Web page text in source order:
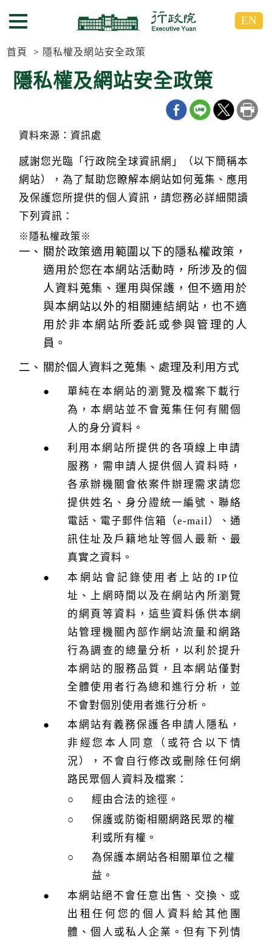
到
要
到
要
選單按鈕 EN
首頁 隱私權及網站安全政策
隱私權及網站安全政策
資料來源：資訊處
感謝您光臨「行政院全球資訊網」（以下簡稱本
網站），為了幫助您瞭解本網站如何蒐集、應用
及保護您所提供的個人資訊，請您務必詳細閱讀
下列資訊：
※隱私權政策※
關於政策適用範圍以下的隱私權政策，
適用於您在本網站活動時，所涉及的個
人資料蒐集、運用與保護，但不適用於
與本網站以外的相關連結網站，也不適
用於非本網站所委託或參與管理的人
員。
關於個人資料之蒐集、處理及利用方式
單純在本網站的瀏覽及檔案下載行
為，本網站並不會蒐集任何有關個
人的身分資料。
利用本網站所提供的各項線上申請
服務，需申請人提供個人資料時，
各承辦機關會依案件辦理需求請您
提供姓名、身分證統一編號、聯絡
電話、電子郵件信箱（e-mail）、通
訊住址及戶籍地址等個人最新、最
真實之資料。
本網站會記錄使用者上站的IP位
址、上網時間以及在網站內所瀏覽
的網頁等資料，這些資料係供本網
站管理機關內部作網站流量和網路
行為調查的總量分析，以利於提升
本網站的服務品質，且本網站僅對
全體使用者行為總和進行分析，並
不會對個別使用者進行分析。
本網站有義務保護各申請人隱私，
非經您本人同意（或符合以下情
況），不會自行修改或刪除任何網
路民眾個人資料及檔案：
經由合法的途徑。
保護或防衛相關網路民眾的權
利或所有權。
為保護本網站各相關單位之權
益。
本網站絕不會任意出售、交換、或
出租任何您的個人資料給其他團
體、個人或私人企業。但有下列情